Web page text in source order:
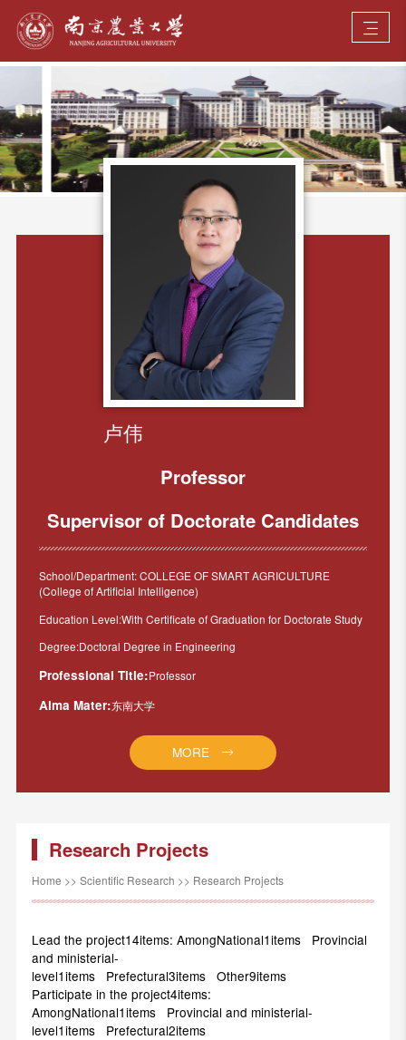
卢伟
Professor
Supervisor of Doctorate Candidates
School/Department: COLLEGE OF SMART AGRICULTURE
(College of Artificial Intelligence)
Education Level:With Certificate of Graduation for Doctorate Study
Degree:Doctoral Degree in Engineering
Professional Title:Professor
Alma Mater:东南大学
MORE
Research Projects
Home >> Scientific Research >> Research Projects
Lead the project14items: AmongNational1items Provincial
and ministerial-
level1items Prefectural3items Other9items
Participate in the project4items:
AmongNational1items Provincial and ministerial-
level1items Prefectural2items